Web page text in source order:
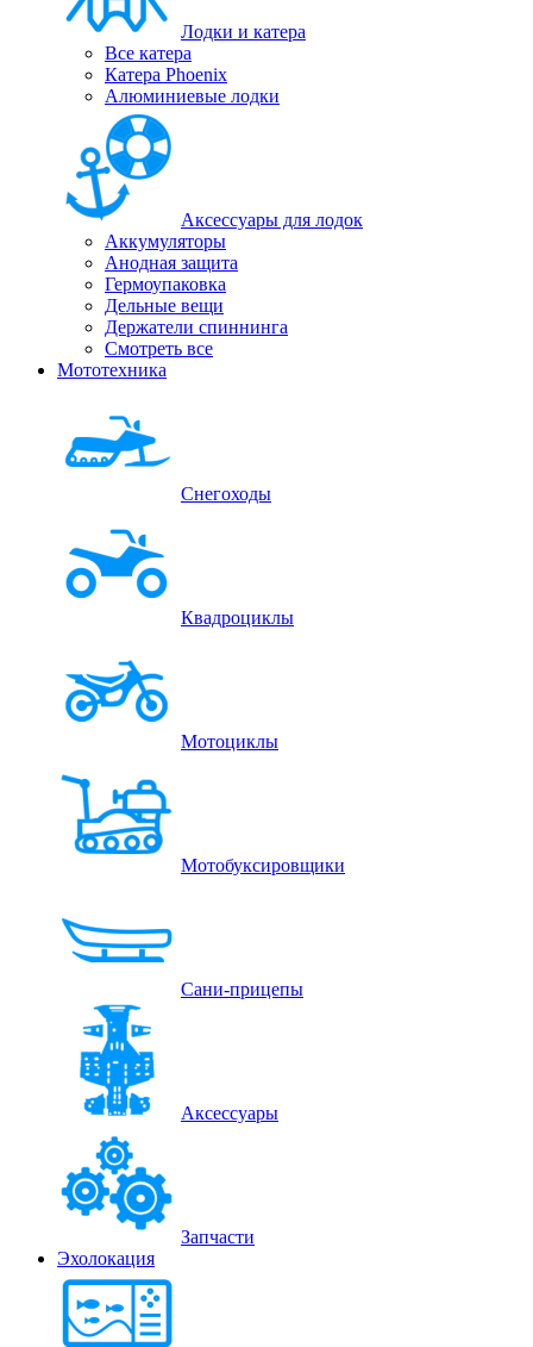
Лодки и катера
Все катера
Катера Phoenix
Алюминиевые лодки
Аксессуары для лодок
Аккумуляторы
Анодная защита
Гермоупаковка
Дельные вещи
Держатели спиннинга
Смотреть все
Мототехника
Снегоходы
Квадроциклы
Мотоциклы
Мотобуксировщики
Сани-прицепы
Аксессуары
Запчасти
Эхолокация